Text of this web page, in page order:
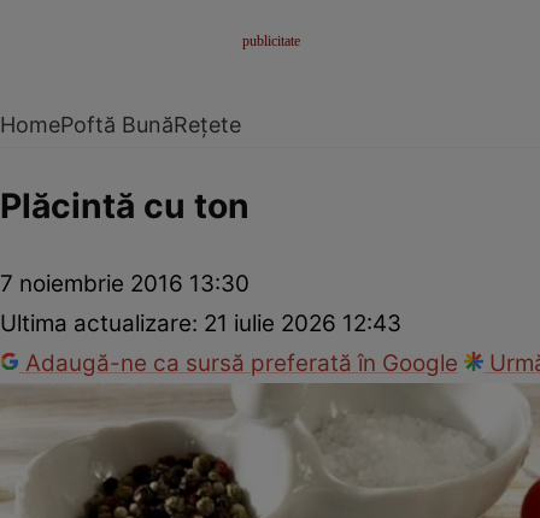
HomePoftă BunăRețete
Plăcintă cu ton
7 noiembrie 2016 13:30
Ultima actualizare: 21 iulie 2026 12:43
Adaugă-ne ca sursă preferată în Google